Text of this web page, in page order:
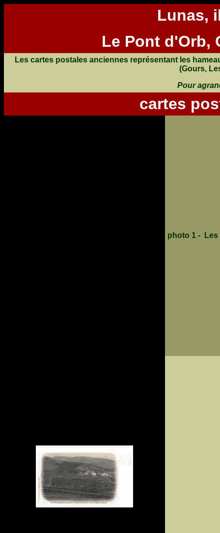
Lunas,
Le Pont d'Orb,
Les cartes postales anciennes représentant les
(Gours,
Pour
cartes
photo 1 -